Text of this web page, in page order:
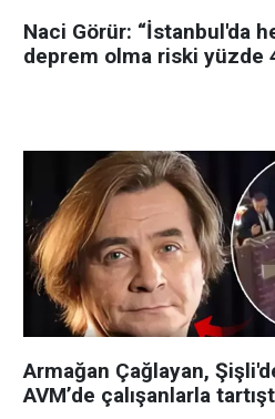
Naci Görür: “İstanbul'da
deprem olma riski yüzde
Armağan Çağlayan,
AVM’de çalışanlarla